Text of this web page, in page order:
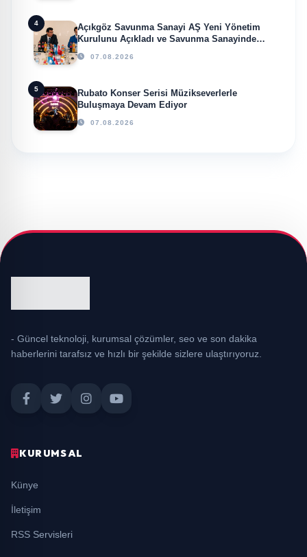
4
Açıkgöz Savunma Sanayi AŞ Yeni Yönetim
Kurulunu Açıkladı ve Savunma Sanayinde
07.08.2026
5
Rubato Konser Serisi Müzikseverlerle
Buluşmaya Devam Ediyor
07.08.2026
- Güncel teknoloji, kurumsal çözümler, seo ve son dakika
haberlerini tarafsız ve hızlı bir şekilde sizlere ulaştırıyoruz.
KURUMSAL
Künye
İletişim
RSS Servisleri